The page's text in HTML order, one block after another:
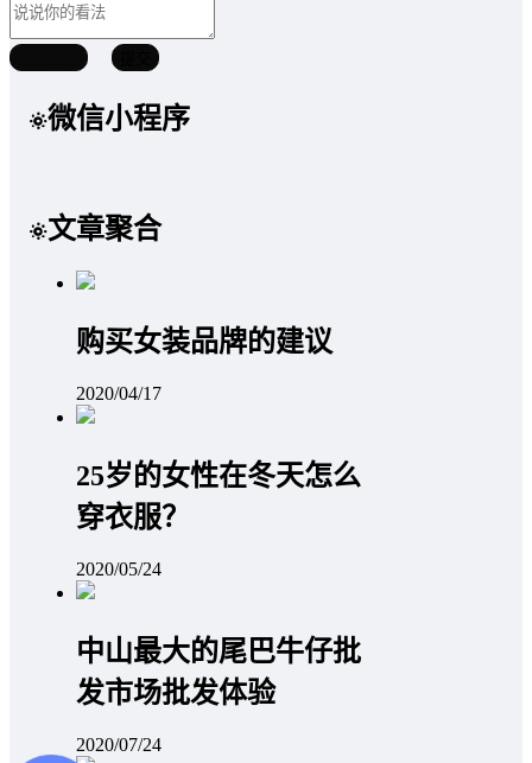
微信小程序
文章聚合
购买女装品牌的建议
2020/04/17
25岁的女性在冬天怎么
穿衣服？
2020/05/24
中山最大的尾巴牛仔批
发市场批发体验
2020/07/24